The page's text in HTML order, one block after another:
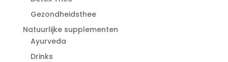
Gezondheidsthee
Natuurlijke supplementen
Ayurveda
Drinks